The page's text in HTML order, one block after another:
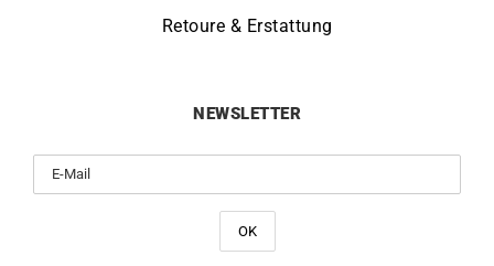
Retoure & Erstattung
NEWSLETTER